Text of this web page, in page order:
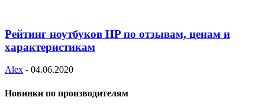
Рейтинг ноутбуков HP по отзывам, ценам и
характеристикам
Alex - 04.06.2020
Новинки по производителям